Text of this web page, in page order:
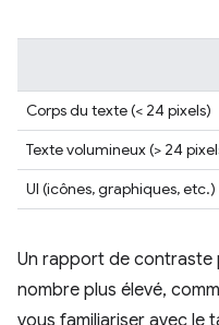
Corps du texte (< 24 pixels)
Texte volumineux (> 24
UI (icônes, graphiques, etc.)
Un rapport de contraste
nombre plus élevé,
vous familiariser avec le